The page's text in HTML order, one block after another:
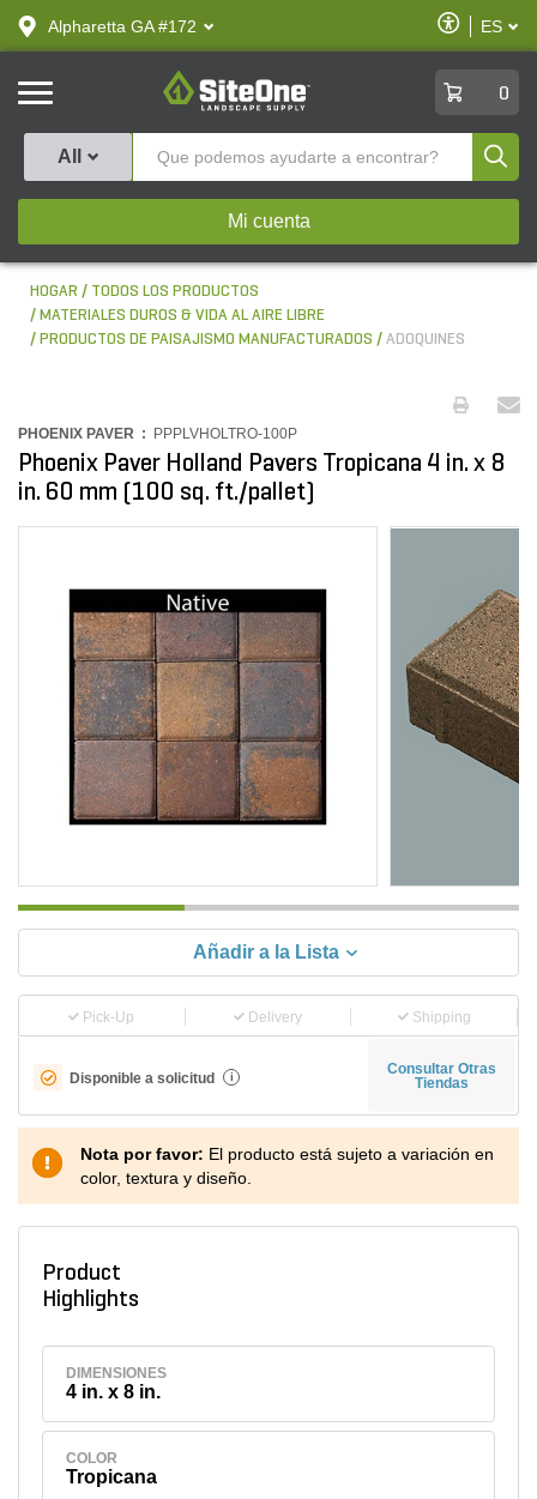
text.skipToContent
text.skipToNavigation
Alpharetta GA #172
Habilitar
ES
SiteOne
0
All
Mi cuenta
HOGAR
TODOS LOS PRODUCTOS
MATERIALES DUROS & VIDA AL AIRE LIBRE
PRODUCTOS DE PAISAJISMO MANUFACTURADOS
ADOQUINES
PHOENIX PAVER : PPPLVHOLTRO-100P
Phoenix Paver Holland Pavers Tropicana 4 in. x 8
in. 60 mm (100 sq. ft./pallet)
Añadir a la Lista
Pick-Up Delivery Shipping
Disponible a solicitud i
Consultar Otras
Tiendas
Nota por favor: El producto está sujeto a variación en
color, textura y diseño.
Product
Highlights
DIMENSIONES
4 in. x 8 in.
COLOR
Tropicana